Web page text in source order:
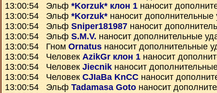
13:00:54 Эльф *Korzuk* клон 1 наносит
13:00:54 Эльф *Korzuk* наносит дополнительные
13:00:54 Эльф Sniper181987 наносит
13:00:54 Эльф S.M.V. наносит дополнительные
13:00:54 Гном Ornatus наносит дополнительные
13:00:54 Человек AzikGr клон 1 наносит
13:00:54 Человек Jiecnik наносит
13:00:54 Человек CJIaBa KnCC наносит
13:00:54 Эльф Tadamasa Goto наносит